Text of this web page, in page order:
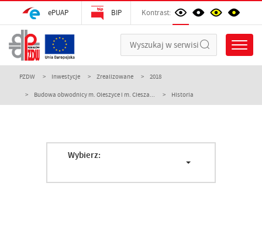
ePUAP BIP Kontrast:
PZDW Inwestycje Zrealizowane 2018
Budowa obwodnicy m. Oleszyce i m. Ciesza... Historia
Wybierz: